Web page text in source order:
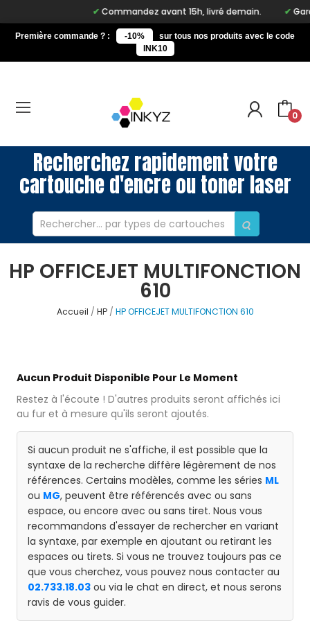
Commandez avant 15h, livré demain.
Première commande ? : -10%
sur tous nos produits avec le code
INK10
0
Recherchez rapidement votre
cartouche d'encre ou toner laser
HP OFFICEJET MULTIFONCTION
610
Accueil HP HP OFFICEJET MULTIFONCTION 610
Aucun Produit Disponible Pour Le Moment
Restez à l'écoute ! D'autres produits seront affichés ici
au fur et à mesure qu'ils seront ajoutés.
Si aucun produit ne s'affiche, il est possible que la
syntaxe de la recherche diffère légèrement de nos
références. Certains modèles, comme les séries ML
ou MG, peuvent être référencés avec ou sans
espace, ou encore avec ou sans tiret. Nous vous
recommandons d'essayer de rechercher en variant
la syntaxe, par exemple en ajoutant ou retirant les
espaces ou tirets. Si vous ne trouvez toujours pas ce
que vous cherchez, vous pouvez nous contacter au
02.733.18.03 ou via le chat en direct, et nous serons
ravis de vous guider.